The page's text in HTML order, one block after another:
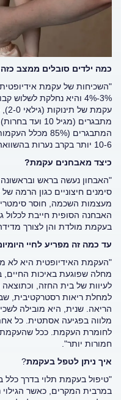
כמה ילדים סובלים ממצב
"השכיחות של עקמת
3%-4% והיא נחלקת
מתבגרים (מגיל
המתבגרים (85%
10-6 יותר בקרב נערות בהשוואה לנערים".
כיצד מאבחנים עקמת?
"האבחון נעשה בראש ובראשונה
סימנים חיצוניים כגון הרמה
מעצמות השכמה, חוסר
האבחנה הסופית חייבת לכלול
בעקמת מולדת והן לצורך
עד כמה זה מפריע לחיי
"העקמת האידיופטית היא לא
מחלה שפוגעת באיכות
לעיוות של בית החזה,
למחלת ריאות רסטרקטיבית,
הריאה. שנית, היא מובילה
מלווה בפגיעה אסתטית. כל
לחומרת העקמת. ככל שהעקמת
חמורות יותר".
איך ניתן לטפל בעקמת?
"טיפול בעקמת תלוי בדרך כלל